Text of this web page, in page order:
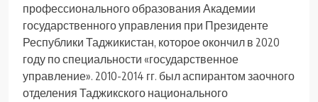
профессионального образования Академии
государственного управления при Президенте
Республики Таджикистан, которое окончил в 2020
году по специальности «государственное
управление». 2010-2014 гг. был аспирантом заочного
отделения Таджикского национального